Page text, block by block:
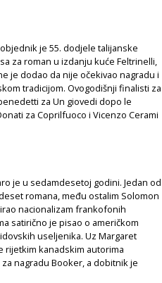
je 55. dodjele talijanske
za roman u izdanju kuće Feltrinelli,
je dodao da nije očekivao nagradu i
tradicijom. Ovogodišnji finalisti za
za Un giovedi dopo le
za Coprilfuoco i Vicenzo Cerami
je u sedamdesetoj godini. Jedan od
romana, među ostalim Solomon
nacionalizam frankofonih
satirično je pisao o američkom
useljenika. Uz Margaret
rijetkim kanadskim autorima
nagradu Booker, a dobitnik je